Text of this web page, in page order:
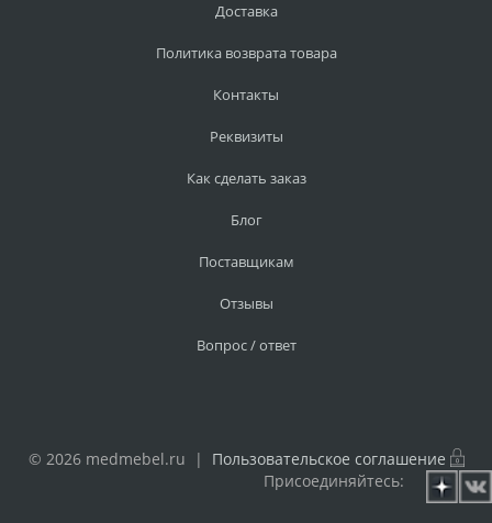
Доставка
Политика возврата товара
Контакты
Реквизиты
Как сделать заказ
Блог
Поставщикам
Отзывы
Вопрос / ответ
© 2026 medmebel.ru | Пользовательское соглашение
Присоединяйтесь: